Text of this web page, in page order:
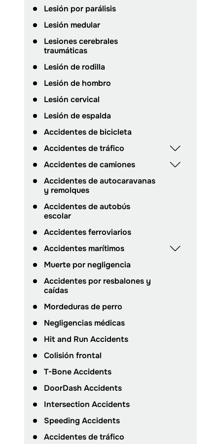
Lesión por parálisis
Lesión medular
Lesiones cerebrales
traumáticas
Lesión de rodilla
Lesión de hombro
Lesión cervical
Lesión de espalda
Accidentes de bicicleta
Accidentes de tráfico
Accidentes de camiones
Accidentes de autocaravanas
y remolques
Accidentes de autobús
escolar
Accidentes ferroviarios
Accidentes marítimos
Muerte por negligencia
Accidentes por resbalones y
caídas
Mordeduras de perro
Negligencias médicas
Hit and Run Accidents
Colisión frontal
T-Bone Accidents
DoorDash Accidents
Intersection Accidents
Speeding Accidents
Accidentes de tráfico